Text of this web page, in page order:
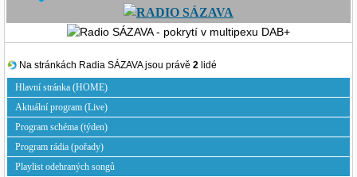
Na stránkách Radia SÁZAVA jsou právě 2 lidé
Hlavní stránka (HOME)
Aktuální program (Live)
Program schéma (týden)
Program rádia (pořady)
Playlist odehraných songů